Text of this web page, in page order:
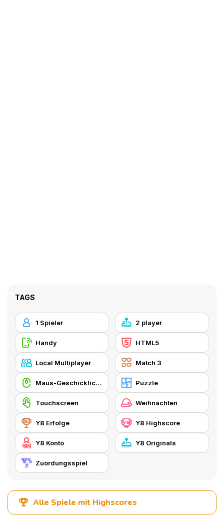
TAGS
1 Spieler 2 player
Handy HTML5
Local Multiplayer Match 3
Maus-Geschicklichkeit Puzzle
Touchscreen Weihnachten
Y8 Erfolge Y8 Highscore
Y8 Konto Y8 Originals
Zuordungsspiel
Alle Spiele mit Highscores